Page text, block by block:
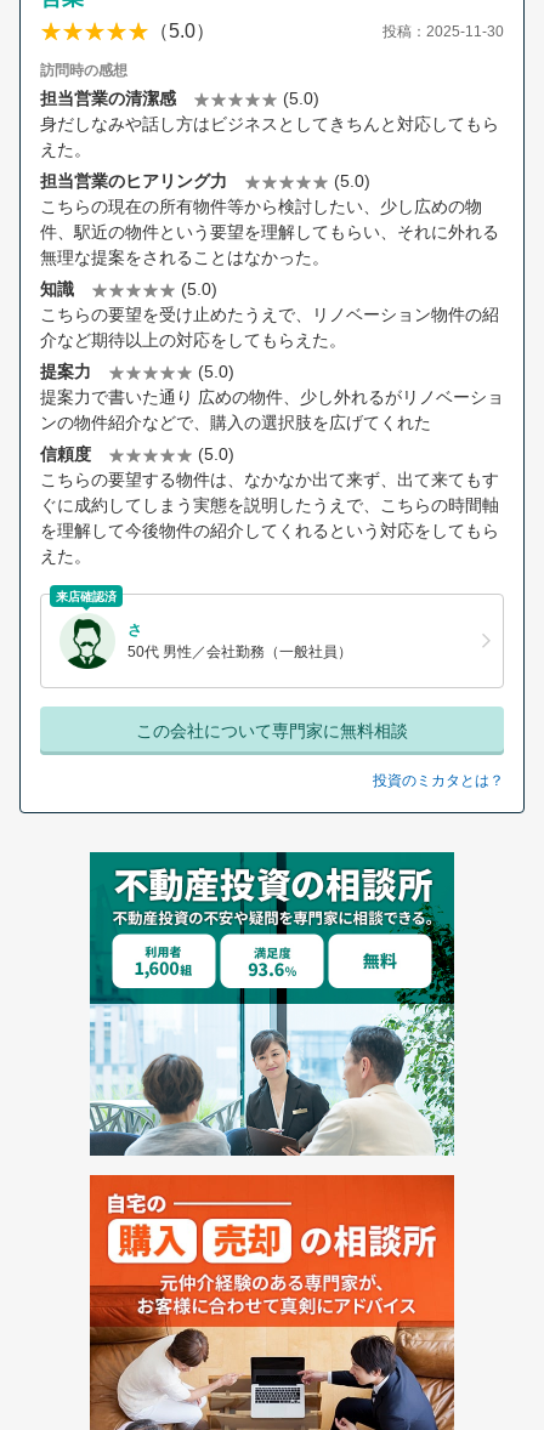
（5.0） 投稿：2025-11-30
訪問時の感想
担当営業の清潔感
(5.0)
身だしなみや話し方はビジネスとしてきちんと対応してもら
えた。
担当営業のヒアリング力
(5.0)
こちらの現在の所有物件等から検討したい、少し広めの物
件、駅近の物件という要望を理解してもらい、それに外れる
無理な提案をされることはなかった。
知識
(5.0)
こちらの要望を受け止めたうえで、リノベーション物件の紹
介など期待以上の対応をしてもらえた。
提案力
(5.0)
提案力で書いた通り 広めの物件、少し外れるがリノベーショ
ンの物件紹介などで、購入の選択肢を広げてくれた
信頼度
(5.0)
こちらの要望する物件は、なかなか出て来ず、出て来てもす
ぐに成約してしまう実態を説明したうえで、こちらの時間軸
を理解して今後物件の紹介してくれるという対応をしてもら
えた。
来店確認済
さ
50代 男性／会社勤務（一般社員）
この会社について専門家に無料相談
投資のミカタとは？